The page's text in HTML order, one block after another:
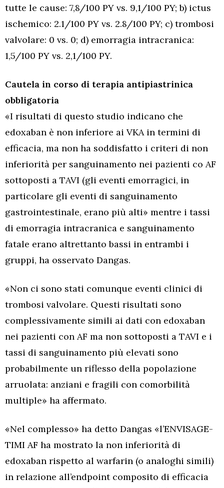
tutte le cause: 7,8/100 PY vs. 9,1/100 PY; b) ictus
ischemico: 2.1/100 PY vs. 2.8/100 PY; c) trombosi
valvolare: 0 vs. 0; d) emorragia intracranica:
1,5/100 PY vs. 2,1/100 PY.
Cautela in corso di terapia antipiastrinica
obbligatoria
«I risultati di questo studio indicano che
edoxaban è non inferiore ai VKA in termini di
efficacia, ma non ha soddisfatto i criteri di non
inferiorità per sanguinamento nei pazienti co AF
sottoposti a TAVI (gli eventi emorragici, in
particolare gli eventi di sanguinamento
gastrointestinale, erano più alti» mentre i tassi
di emorragia intracranica e sanguinamento
fatale erano altrettanto bassi in entrambi i
gruppi, ha osservato Dangas.
«Non ci sono stati comunque eventi clinici di
trombosi valvolare. Questi risultati sono
complessivamente simili ai dati con edoxaban
nei pazienti con AF ma non sottoposti a TAVI e i
tassi di sanguinamento più elevati sono
probabilmente un riflesso della popolazione
arruolata: anziani e fragili con comorbilità
multiple» ha affermato.
«Nel complesso» ha detto Dangas «l’ENVISAGE-
TIMI AF ha mostrato la non inferiorità di
edoxaban rispetto al warfarin (o analoghi simili)
in relazione all’endpoint composito di efficacia